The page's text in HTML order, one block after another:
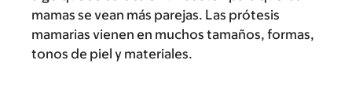
mamas se vean más parejas. Las prótesis
mamarias vienen en muchos tamaños, formas,
tonos de piel y materiales.